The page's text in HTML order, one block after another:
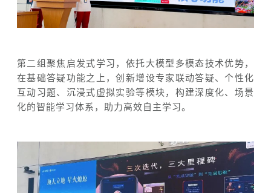
第二组聚焦启发式学习，依托大模型多模态技术优势，
在基础答疑功能之上，创新增设专家联动答疑、个性化
互动习题、沉浸式虚拟实验等模块，构建深度化、场景
化的智能学习体系，助力高效自主学习。